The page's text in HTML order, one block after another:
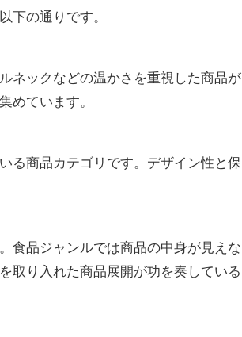
下の通りです。
ネックなどの温かさを重視した商品が
めています。
る商品カテゴリです。デザイン性と保
食品ジャンルでは商品の中身が見えな
取り入れた商品展開が功を奏している